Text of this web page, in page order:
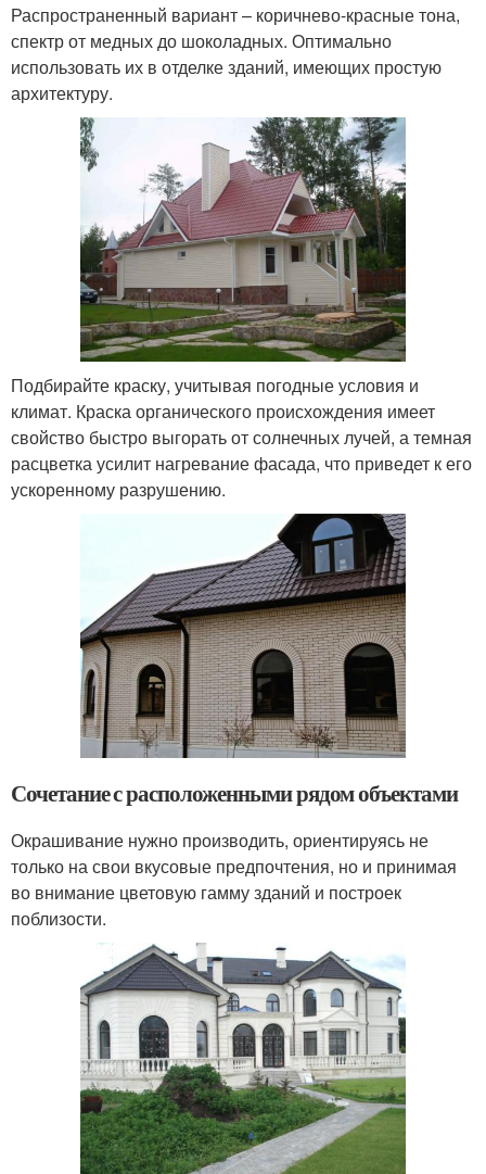
Распространенный вариант – коричнево-красные тона,
спектр от медных до шоколадных. Оптимально
использовать их в отделке зданий, имеющих простую
архитектуру.
Подбирайте краску, учитывая погодные условия и
климат. Краска органического происхождения имеет
свойство быстро выгорать от солнечных лучей, а темная
расцветка усилит нагревание фасада, что приведет к его
ускоренному разрушению.
Сочетание с расположенными рядом объектами
Окрашивание нужно производить, ориентируясь не
только на свои вкусовые предпочтения, но и принимая
во внимание цветовую гамму зданий и построек
поблизости.